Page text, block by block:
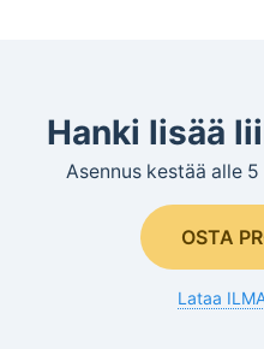
Hanki lisää
Asennus kestää alle
OSTA
Lataa